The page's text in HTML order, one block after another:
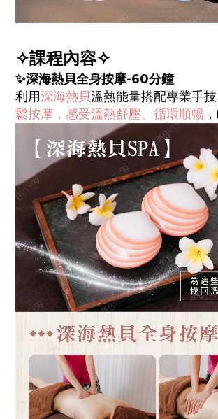
✧課程內容✧
✨深海熱貝全身按摩-60分鐘
利用深海熱貝溫熱能量搭配專業手
鬆按摩，感受溫熱舒壓、循環順暢